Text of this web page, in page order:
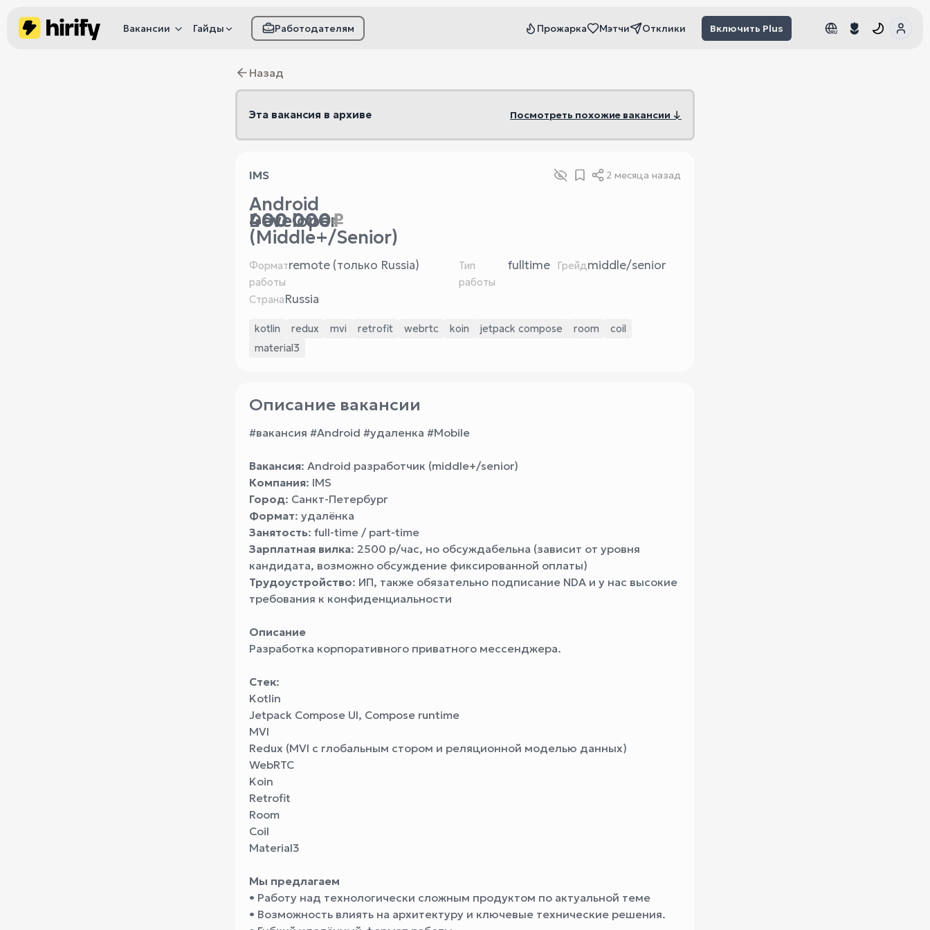
Вакансии Гайды Работодателям Прожарка Мэтчи Отклики Включить Plus RU
Назад
Эта вакансия в архиве Посмотреть похожие вакансии ↓
IMS 2 месяца назад
Android
Developer
(Middle+/Senior)
400 000₽
Формат
работы
remote (только Russia)
Тип
работы
fulltime Грейдmiddle/senior
СтранаRussia
kotlin redux mvi retrofit webrtc koin jetpack compose room
coil
material3
Описание вакансии
#вакансия #Android #удаленка #Mobile
Вакансия: Android разработчик (middle+/senior)
Компания: IMS
Город: Санкт-Петербург
Формат: удалёнка
Занятость: full-time / part-time
Зарплатная вилка: 2500 р/час, но обсуждабельна (зависит от уровня
кандидата, возможно обсуждение фиксированной оплаты)
Трудоустройство: ИП, также обязательно подписание NDA и у нас высокие
требования к конфиденциальности
Описание
Разработка корпоративного приватного мессенджера.
Стек:
Kotlin
Jetpack Compose UI, Compose runtime
MVI
Redux (MVI с глобальным стором и реляционной моделью данных)
WebRTC
Koin
Retrofit
Room
Coil
Material3
Мы предлагаем
• Работу над технологически сложным продуктом по актуальной теме
• Возможность влиять на архитектуру и ключевые технические решения.